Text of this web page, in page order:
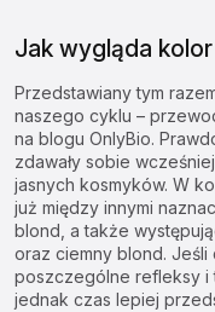
Jak wygląda
Przedstawiany tym
naszego cyklu –
na blogu OnlyBio.
zdawały sobie
jasnych kosmyków. W
już między innymi
blond , a także
oraz ciemny blond.
poszczególne refleksy i
jednak czas lepiej